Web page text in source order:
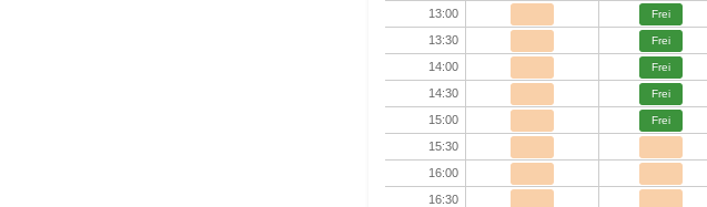
13:00 Frei
13:30 Frei
14:00 Frei
14:30 Frei
15:00 Frei
15:30
16:00
16:30